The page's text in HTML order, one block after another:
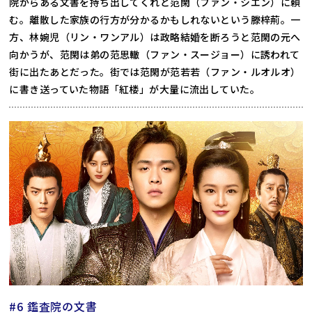
む。離散した家族の行方が分かるかもしれないという滕梓荊。一
方、林婉児（リン・ワンアル）は政略結婚を断ろうと范閑の元へ
向かうが、范閑は弟の范思轍（ファン・スージョー）に誘われて
街に出たあとだった。街では范閑が范若若（ファン・ルオルオ）
に書き送っていた物語「紅楼」が大量に流出していた。
#6 鑑査院の文書